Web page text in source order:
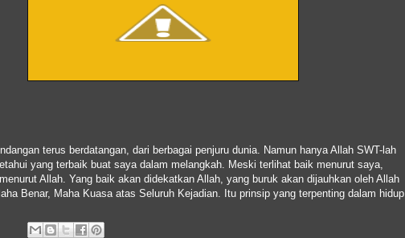
terus berdatangan, dari berbagai penjuru dunia. Namun hanya Allah SWT-lah
yang terbaik buat saya dalam melangkah. Meski terlihat baik menurut saya,
Allah. Yang baik akan didekatkan Allah, yang buruk akan dijauhkan oleh Allah
Benar, Maha Kuasa atas Seluruh Kejadian. Itu prinsip yang terpenting dalam hidup.